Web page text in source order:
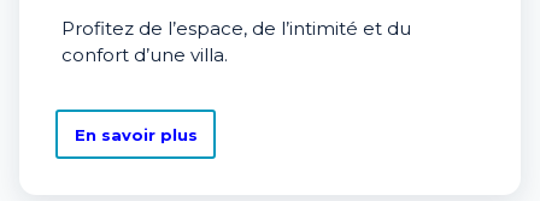
Profitez de l’espace, de l’intimité et du
confort d’une villa.
En savoir plus